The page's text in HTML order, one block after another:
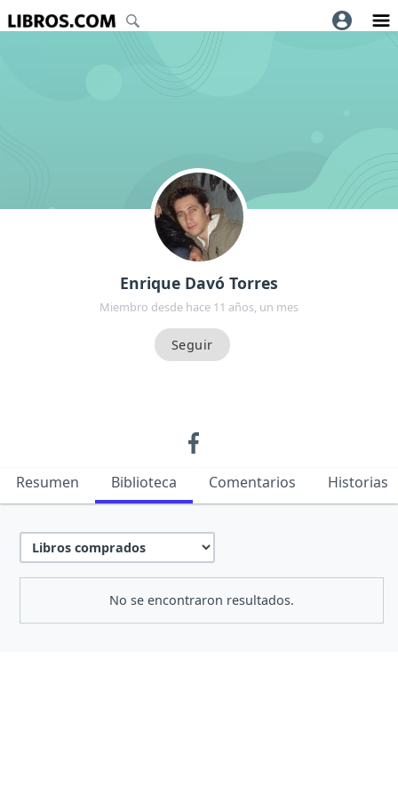
Enrique Davó Torres
Miembro desde hace 11 años, un mes
Resumen Biblioteca Comentarios Historias
No se encontraron resultados.